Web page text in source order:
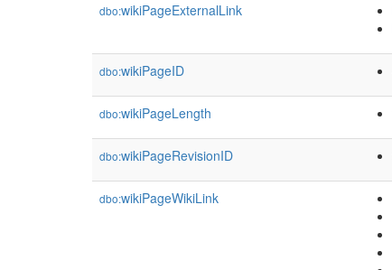
dbo:wikiPageExternalLink
dbo:wikiPageID
dbo:wikiPageLength
dbo:wikiPageRevisionID
dbo:wikiPageWikiLink